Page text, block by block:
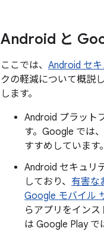
Android と
ここでは、 Android セ
クの軽減について概説
します。
Android プラット
す。Google では
すすめしています。
Android セキュリ
しており、 有害な
Google モバイル
らアプリをイン
は Google Play